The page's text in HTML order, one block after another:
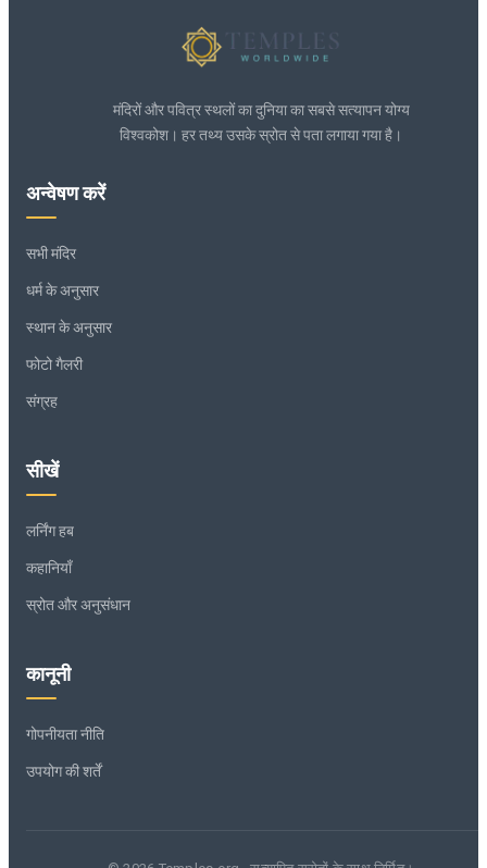
मंदिरों और पवित्र स्थलों का दुनिया का सबसे सत्यापन योग्य
विश्वकोश। हर तथ्य उसके स्रोत से पता लगाया गया है।
अन्वेषण करें
सभी मंदिर
धर्म के अनुसार
स्थान के अनुसार
फोटो गैलरी
संग्रह
सीखें
लर्निंग हब
कहानियाँ
स्रोत और अनुसंधान
कानूनी
गोपनीयता नीति
उपयोग की शर्तें